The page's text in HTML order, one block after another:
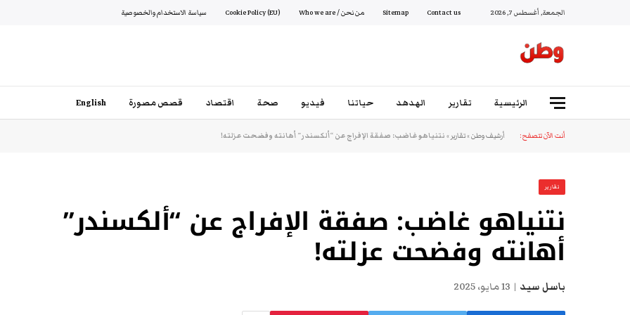
الجمعة, أغسطس 7, 2026 Contact us
Sitemap من نحن / Who we are Cookie Policy (EU) سياسة الاستخدام والخصوصية
الرئيسية تقارير الهدهد حياتنا فيديو صحة اقتصاد قصص مصورة English
أنت الآن تتصفح: أرشيف وطن»تقارير»نتنياهو غاضب: صفقة الإفراج عن “ألكسندر” أهانته وفضحت عزلته!
تقارير
نتنياهو غاضب: صفقة الإفراج عن “ألكسندر”
أهانته وفضحت عزلته!
باسل سيد 13 مايو، 2025